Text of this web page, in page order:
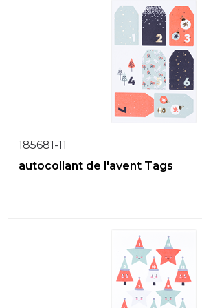
185681-11
autocollant de l'avent Tags